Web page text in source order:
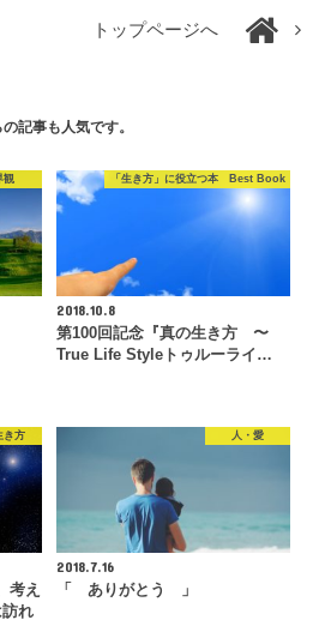
トップページへ
記事も人気です。
観 「生き方」に役立つ本 Best Book
2018.10.8
第100回記念『真の生き方 〜
True Life Styleトゥルーライ…
き方
考え
れ
人・愛
2018.7.16
「 ありがとう 」